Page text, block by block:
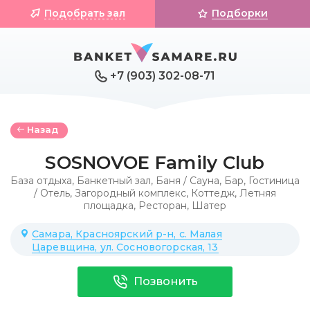
+7 (903) 302-08-71
Подобрать зал Подборки
Назад
SOSNOVOE Family Club
База отдыха, Банкетный зал, Баня / Сауна, Бар, Гостиница
/ Отель, Загородный комплекс, Коттедж, Летняя
площадка, Ресторан, Шатер
Самара, Красноярский р-н, с. Малая
Царевщина, ул. Сосновогорская, 13
Позвонить